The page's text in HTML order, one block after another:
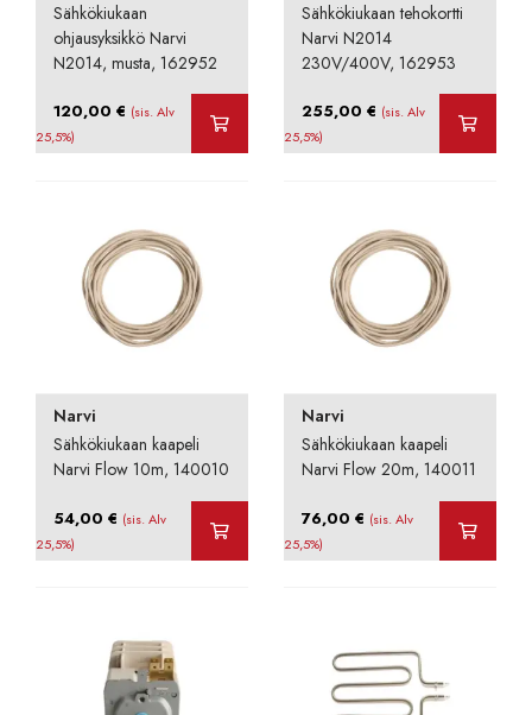
Sähkökiukaan
ohjausyksikkö Narvi
N2014, musta, 162952
120,00€ (sis. Alv
25,5%)
Sähkökiukaan tehokortti
Narvi N2014
230V/400V, 162953
255,00€ (sis. Alv
25,5%)
Narvi
Sähkökiukaan kaapeli
Narvi Flow 10m, 140010
54,00€ (sis. Alv
25,5%)
Narvi
Sähkökiukaan kaapeli
Narvi Flow 20m, 140011
76,00€ (sis. Alv
25,5%)